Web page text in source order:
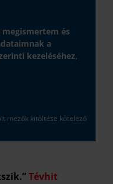
megismertem és
a
kezeléséhez,
mezők kitöltése kötelező
Tévhit